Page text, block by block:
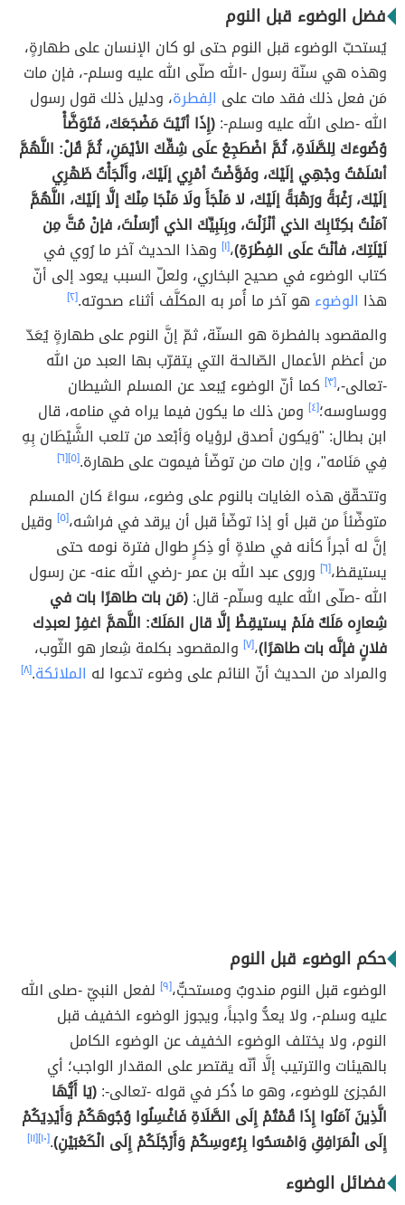
فضل الوضوء قبل النوم
يُستحبّ الوضوء قبل النوم حتى لو كان الإنسان على طهارةٍ،
وهذه هي سنّة رسول -الله صلّى الله عليه وسلم-، فإن مات
مَن فعل ذلك فقد مات على الِفطرة، ودليل ذلك قول رسول
الله -صلى الله عليه وسلم-:(إِذَا أتَيْتَ مَضْجَعَكَ، فَتَوَضَّأْ
وُضُوءَكَ لِلصَّلَاةِ، ثُمَّ اضْطَجِعْ علَى شِقِّكَ الأيْمَنِ، ثُمَّ قُلْ: اللَّهُمَّ
أسْلَمْتُ وجْهِي إلَيْكَ، وفَوَّضْتُ أمْرِي إلَيْكَ، وأَلْجَأْتُ ظَهْرِي
إلَيْكَ، رَغْبَةً ورَهْبَةً إلَيْكَ، لا مَلْجَأَ ولَا مَنْجَا مِنْكَ إلَّا إلَيْكَ، اللَّهُمَّ
آمَنْتُ بكِتَابِكَ الذي أنْزَلْتَ، وبِنَبِيِّكَ الذي أرْسَلْتَ، فإنْ مُتَّ مِن
لَيْلَتِكَ، فأنْتَ علَى الفِطْرَةِ)،[١] وهذا الحديث آخر ما رُوي في
كتاب الوضوء في صحيح البخاري، ولعلّ السبب يعود إلى أنّ
هذا الوضوء هو آخر ما أُمر به المكلَّف أثناء صحوته.[٢]
والمقصود بالفطرة هو السنّة، ثمّ إنَّ النوم على طهارةٍ يُعَدّ
من أعظم الأعمال الصّالحة التي يتقرّب بها العبد من الله
-تعالى-،[٣]
كما أنّ الوضوء يُبعد عن المسلم الشيطان
ووساوسه؛[٤]
ومن ذلك ما يكون فيما يراه في منامه، قال
ابن بطال: "وَيكون أصدق لرؤياه وَأبْعد من تلعب الشَّيْطَان بِهِ
فِي مَنَامه"، وإن مات من توضّأ فيموت على طهارة.[٥] [٦]
وتتحقّق هذه الغايات بالنوم على وضوء، سواءً كان المسلم
متوضِّئاً من قبل أو إذا توضّأ قبل أن يرقد في فراشه،[٥]
وقيل
إنَّ له أجراً كأنه في صلاةٍ أو ذِكرٍ طوال فترة نومه حتى
يستيقظ،[٦]
وروى عبد الله بن عمر -رضي الله عنه- عن رسول
الله -صلّى الله عليه وسلّم- قال:(مَن بات طاهرًا بات في
شِعارِه مَلَكٌ فلَمْ يستيقِظْ إلَّا قال المَلَكُ: اللَّهمَّ اغفِرْ لعبدِك
فلانٍ فإنَّه بات طاهرًا)،[٧]
والمقصود بكلمة شِعار هو الثّوب،
والمراد من الحديث أنّ النائم على وضوء تدعوا له الملائكة.[٨]
حكم الوضوء قبل النوم
الوضوء قبل النوم مندوبٌ ومستحبٌّ،[٩]
لفعل النبيّ -صلى الله
عليه وسلم-، ولا يعدُّ واجباً، ويجوز الوضوء الخفيف قبل
النوم، ولا يختلف الوضوء الخفيف عن الوضوء الكامل
بالهيئات والترتيب إلَّا أنّه يقتصر على المقدار الواجب؛ أي
المُجزئ للوضوء، وهو ما ذُكر في قوله -تعالى-:(يَا أَيُّهَا
الَّذِينَ آمَنُوا إِذَا قُمْتُمْ إِلَى الصَّلَاةِ فَاغْسِلُوا وُجُوهَكُمْ وَأَيْدِيَكُمْ
إِلَى الْمَرَافِقِ وَامْسَحُوا بِرُءُوسِكُمْ وَأَرْجُلَكُمْ إِلَى الْكَعْبَيْنِ).[١٠] [١١]
فضائل الوضوء